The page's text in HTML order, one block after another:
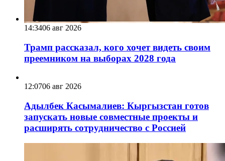
14:3406 авг 2026
Трамп рассказал, кого хочет видеть своим
преемником на выборах 2028 года
12:0706 авг 2026
Адылбек Касымалиев: Кыргызстан готов
запускать новые совместные проекты и
расширять сотрудничество с Россией